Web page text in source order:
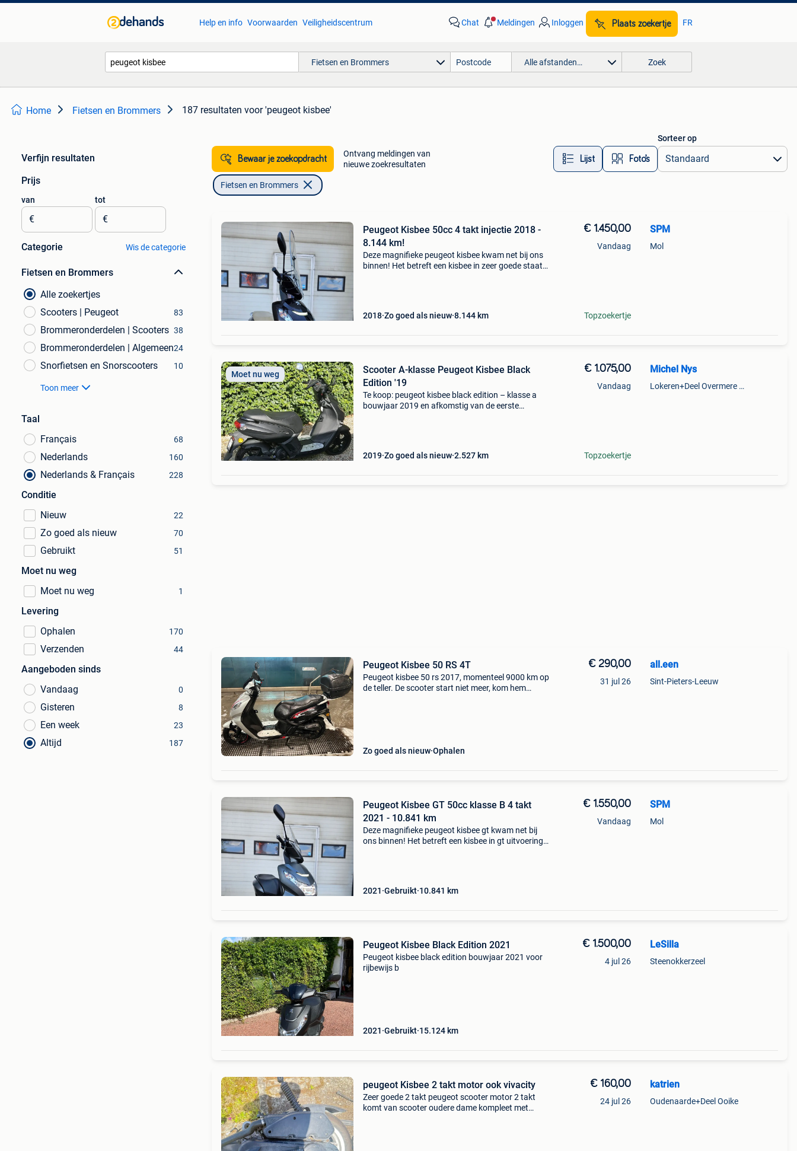
Help en info Voorwaarden Veiligheidscentrum Chat Meldingen Inloggen Plaats zoekertje FR
Fietsen en Brommers Alle afstanden… Zoek
Home Fietsen en Brommers 187 resultaten voor 'peugeot kisbee'
Verfijn resultaten
Prijs
van
€
tot
€
Categorie Wis de categorie
Fietsen en Brommers
Alle zoekertjes
Scooters | Peugeot
83
Brommeronderdelen | Scooters 38
Brommeronderdelen | Algemeen24
Snorfietsen en Snorscooters 10
Toon meer
Taal
Français
68
Nederlands 160
Nederlands & Français 228
Conditie
Nieuw
22
Zo goed als nieuw 70
Gebruikt 51
Moet nu weg
Moet nu weg
1
Levering
Ophalen
170
Verzenden 44
Aangeboden sinds
Vandaag
0
Gisteren 8
Een week 23
Altijd 187
Bewaar je zoekopdracht
Ontvang meldingen van
nieuwe zoekresultaten
Lijst Foto’s
Sorteer op
Fietsen en Brommers
Peugeot Kisbee 50cc 4 takt injectie 2018 -
8.144 km!
Deze magnifieke peugeot kisbee kwam net bij ons
binnen! Het betreft een kisbee in zeer goede staat
2018 Zo goed als nieuw 8.144 km
€ 1.450,00
Vandaag
Topzoekertje
SPM
Mol
Moet nu weg
Scooter A-klasse Peugeot Kisbee Black
Edition '19
Te koop: peugeot kisbee black edition – klasse a
bouwjaar 2019 en afkomstig van de eerste
2019 Zo goed als nieuw 2.527 km
€ 1.075,00
Vandaag
Topzoekertje
Michel Nys
Lokeren+Deel Overmere En Zele
Peugeot Kisbee 50 RS 4T
Peugeot kisbee 50 rs 2017, momenteel 9000 km op
de teller. De scooter start niet meer, kom hem
Zo goed als nieuw Ophalen
€ 290,00
31 jul 26
all.een
Sint-Pieters-Leeuw
Peugeot Kisbee GT 50cc klasse B 4 takt
2021 - 10.841 km
Deze magnifieke peugeot kisbee gt kwam net bij
ons binnen! Het betreft een kisbee in gt uitvoering
2021 Gebruikt 10.841 km
€ 1.550,00
Vandaag
SPM
Mol
Peugeot Kisbee Black Edition 2021
Peugeot kisbee black edition bouwjaar 2021 voor
rijbewijs b
2021 Gebruikt 15.124 km
€ 1.500,00
4 jul 26
LeSilla
Steenokkerzeel
peugeot Kisbee 2 takt motor ook vivacity
Zeer goede 2 takt peugeot scooter motor 2 takt
komt van scooter oudere dame kompleet met
€ 160,00
24 jul 26
katrien
Oudenaarde+Deel Ooike